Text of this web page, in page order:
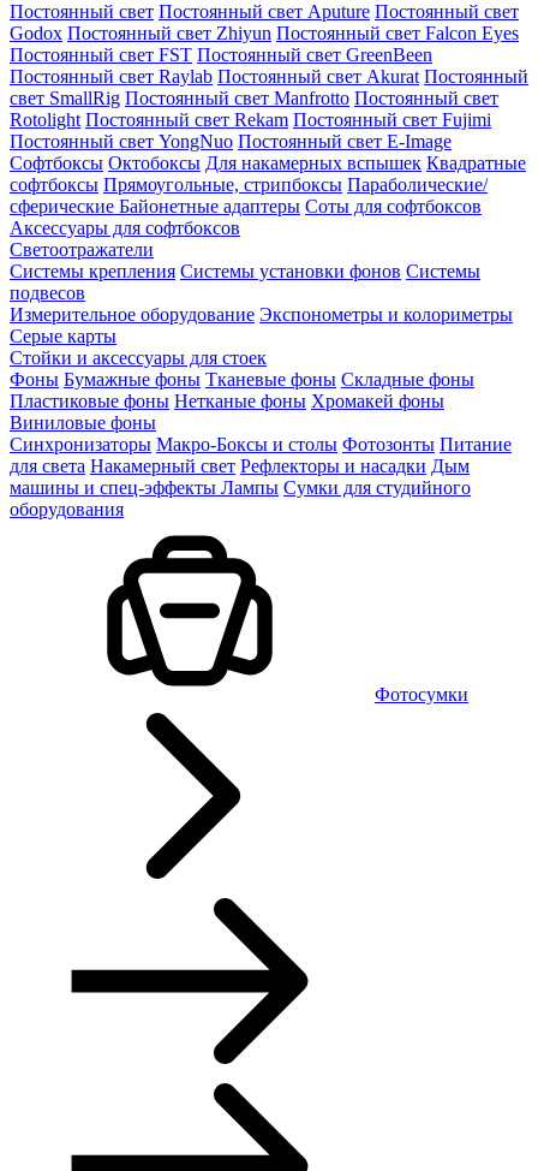
Постоянный свет Постоянный свет Aputure Постоянный свет
Godox Постоянный свет Zhiyun Постоянный свет Falcon Eyes
Постоянный свет FST Постоянный свет GreenBeen
Постоянный свет Raylab Постоянный свет Akurat Постоянный
свет SmallRig Постоянный свет Manfrotto Постоянный свет
Rotolight Постоянный свет Rekam Постоянный свет Fujimi
Постоянный свет YongNuo Постоянный свет E-Image
Софтбоксы Октобоксы Для накамерных вспышек Квадратные
софтбоксы Прямоугольные, стрипбоксы Параболические/
сферические Байонетныe адаптеры Соты для софтбоксов
Аксессуары для софтбоксов
Светоотражатели
Системы крепления Системы установки фонов Системы
подвесов
Измерительное оборудование Экспонометры и колориметры
Серые карты
Стойки и аксессуары для стоек
Фоны Бумажные фоны Тканевые фоны Складные фоны
Пластиковые фоны Нетканые фоны Хромакей фоны
Виниловые фоны
Синхронизаторы Макро-Боксы и столы Фотозонты Питание
для света Накамерный свет Рефлекторы и насадки Дым
машины и спец-эффекты Лампы Сумки для студийного
оборудования
Фотосумки